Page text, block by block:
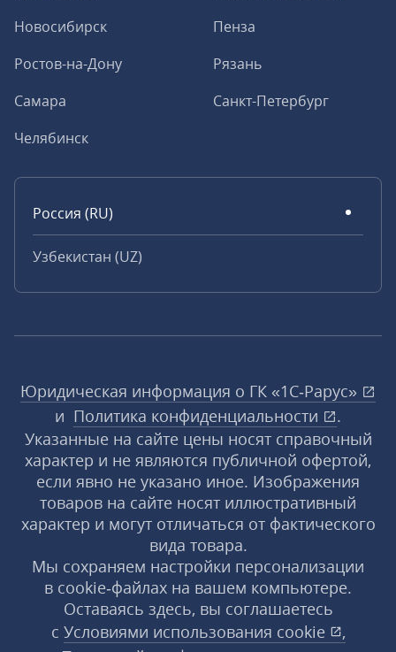
Новосибирск
Пенза
Ростов-на-Дону
Рязань
Самара
Санкт-Петербург
Челябинск
Россия (RU)
Узбекистан (UZ)
Юридическая информация о ГК «1С‑Рарус»
и Политика конфиденциальности
.
Указанные на сайте цены носят справочный
характер и не являются публичной офертой,
если явно не указано иное. Изображения
товаров на сайте носят иллюстративный
характер и могут отличаться от фактического
вида товара.
Мы сохраняем настройки персонализации
в cookie‑файлах на вашем компьютере.
Оставаясь здесь, вы соглашаетесь
с Условиями использования cookie
,